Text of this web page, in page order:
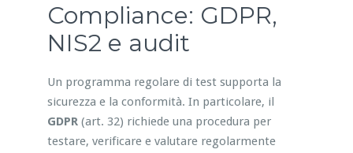
Compliance: GDPR,
NIS2 e audit
Un programma regolare di test supporta la
sicurezza e la conformità. In particolare, il
GDPR(art. 32) richiede una procedura per
testare, verificare e valutare regolarmente